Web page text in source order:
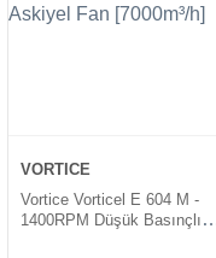
VORTICE
Vortice Vorticel E 604 M -
1400RPM Düşük Basınçlı